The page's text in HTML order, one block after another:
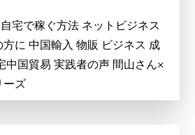
宅で稼ぐ方法 ネットビジネス
に 中国輸入 物販 ビジネス 成
中国貿易 実践者の声 間山さん×
ーズ